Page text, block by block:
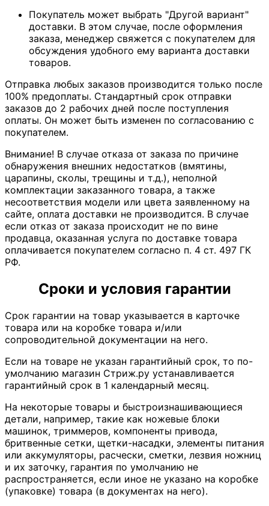
Покупатель может выбрать "Другой вариант"
доставки. В этом случае, после оформления
заказа, менеджер свяжется с покупателем для
обсуждения удобного ему варианта доставки
товаров.
Отправка любых заказов производится только после
100% предоплаты. Стандартный срок отправки
заказов до 2 рабочих дней после поступления
оплаты. Он может быть изменен по согласованию с
покупателем.
Внимание! В случае отказа от заказа по причине
обнаружения внешних недостатков (вмятины,
царапины, сколы, трещины и т.д.), неполной
комплектации заказанного товара, а также
несоответствия модели или цвета заявленному на
сайте, оплата доставки не производится. В случае
если отказ от заказа происходит не по вине
продавца, оказанная услуга по доставке товара
оплачивается покупателем согласно п. 4 ст. 497 ГК
РФ.
Сроки и условия гарантии
Срок гарантии на товар указывается в карточке
товара или на коробке товара и/или
сопроводительной документации на него.
Если на товаре не указан гарантийный срок, то по-
умолчанию магазин Стриж.ру устанавливается
гарантийный срок в 1 календарный месяц.
На некоторые товары и быстроизнашивающиеся
детали, например, такие как ножевые блоки
машинок, триммеров, компоненты привода,
бритвенные сетки, щетки-насадки, элементы питания
или аккумуляторы, расчески, сметки, лезвия ножниц
и их заточку, гарантия по умолчанию не
распространяется, если иное не указано на коробке
(упаковке) товара (в документах на него).